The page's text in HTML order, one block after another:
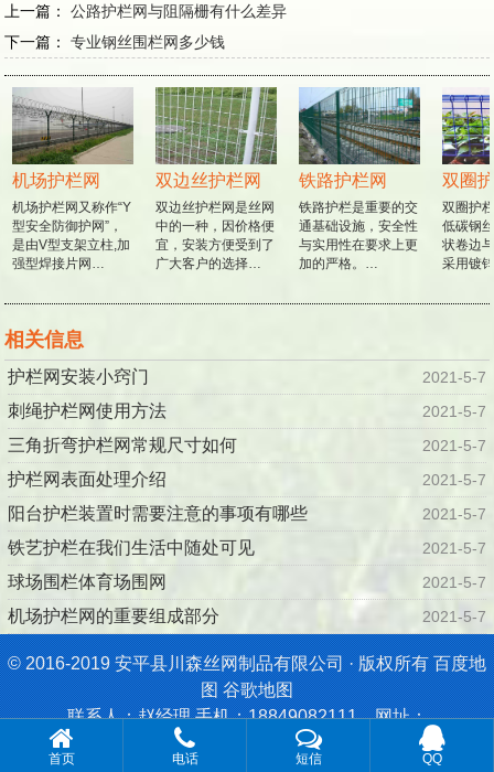
上一篇：公路护栏网与阻隔栅有什么差异
下一篇：专业钢丝围栏网多少钱
机场护栏网
机场护栏网又称作“Y
型安全防御护网”，
是由V型支架立柱,加
强型焊接片网…
双边丝护栏网
双边丝护栏网是丝网
中的一种，因价格便
宜，安装方便受到了
广大客户的选择…
铁路护栏网
铁路护栏是重要的交
通基础设施，安全性
与实用性在要求上更
加的严格。…
双圈
双圈护
低碳钢
状卷边
采用镀
相关信息
护栏网安装小窍门 2021-5-7
刺绳护栏网使用方法 2021-5-7
三角折弯护栏网常规尺寸如何 2021-5-7
护栏网表面处理介绍 2021-5-7
阳台护栏装置时需要注意的事项有哪些 2021-5-7
铁艺护栏在我们生活中随处可见 2021-5-7
球场围栏体育场围网 2021-5-7
机场护栏网的重要组成部分 2021-5-7
© 2016-2019 安平县川森丝网制品有限公司 · 版权所有百度地
图 谷歌地图
联系人：赵经理 手机：18849082111 网址：
http://www.chuansenwanglan.com
首页 电话 短信 QQ